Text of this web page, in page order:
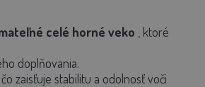
celé horné veko , ktoré
doplňovania.
zaisťuje stabilitu a odolnosť voči